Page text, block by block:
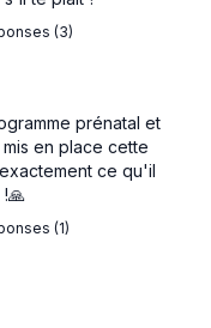
(3)
prénatal et
en place cette
ce qu'il
(1)